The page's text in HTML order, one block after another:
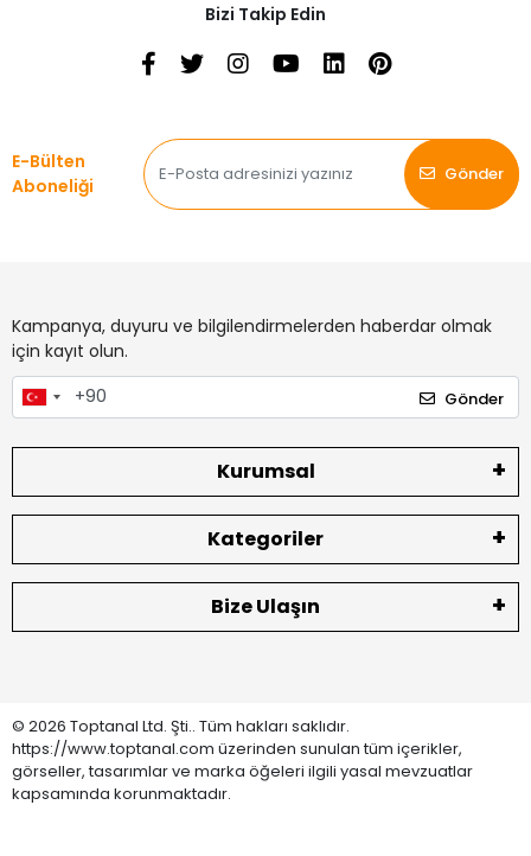
Bizi Takip Edin
E-Bülten
Aboneliği
Gönder
Kampanya, duyuru ve bilgilendirmelerden haberdar olmak
için kayıt olun.
Gönder
Kurumsal
Kategoriler
Bize Ulaşın
© 2026 Toptanal Ltd. Şti.. Tüm hakları saklıdır.
https://www.toptanal.com üzerinden sunulan tüm içerikler,
görseller, tasarımlar ve marka öğeleri ilgili yasal mevzuatlar
kapsamında korunmaktadır.